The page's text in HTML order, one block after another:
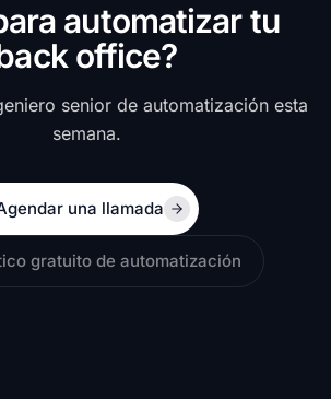
automatizar tu
office?
senior de automatización esta
semana.
una llamada
gratuito de automatización